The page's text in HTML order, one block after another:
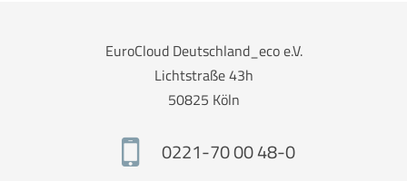
EuroCloud Deutschland_eco e.V.
Lichtstraße 43h
50825 Köln
0221-70 00 48-0